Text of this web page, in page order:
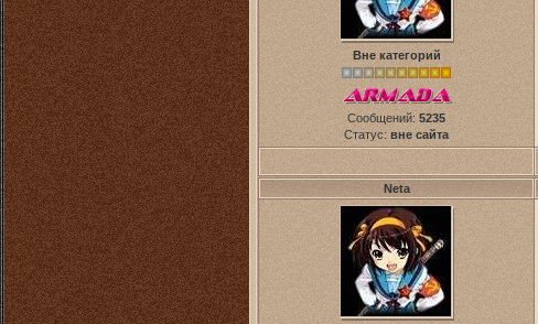
Вне категорий
Сообщений: 5235
Статус: вне сайта
Neta